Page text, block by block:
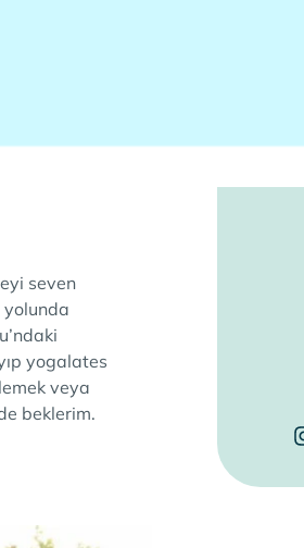
seven
yogalates
veya
beklerim.